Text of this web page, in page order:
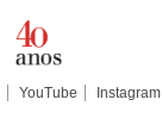
YouTube Instagram